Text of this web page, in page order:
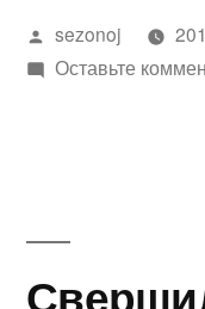
Написано
автором
sezonoj
Оставьте